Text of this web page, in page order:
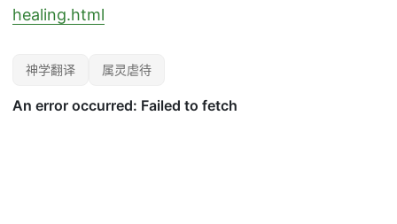
healing.html
神学翻译 属灵虐待